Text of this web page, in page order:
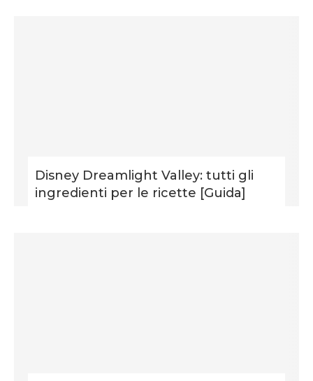
Disney Dreamlight Valley: tutti gli
ingredienti per le ricette [Guida]